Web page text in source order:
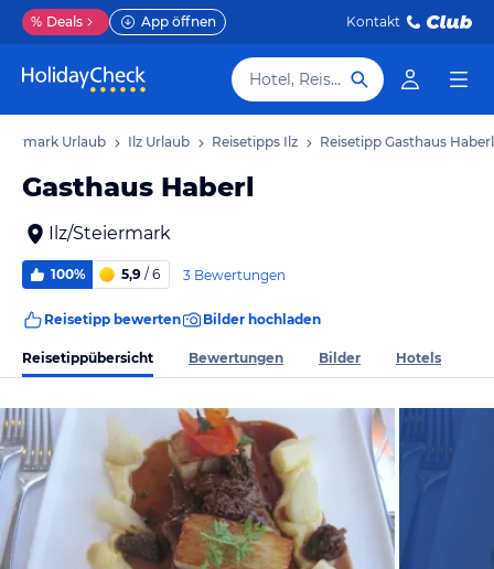
% Deals App öffnen Kontakt
Hotel, Reiseziel
Urlaub Ilz Urlaub Reisetipps Ilz Reisetipp Gasthaus Haberl
Gasthaus Haberl
Ilz/Steiermark
100% 5,9 / 6 3 Bewertungen
Reisetipp bewerten Bilder hochladen
Reisetippübersicht Bewertungen Bilder Hotels